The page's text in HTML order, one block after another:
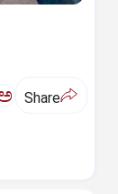
Share